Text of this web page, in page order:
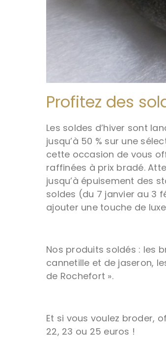
Profitez des
Les soldes d’hiver sont
jusqu’à 50 % sur une
cette occasion de vous
raffinées à prix bradé.
jusqu’à épuisement des
soldes (du 7 janvier au 3
ajouter une touche de
Nos produits soldés : les
cannetille et de jaseron,
de Rochefort ».
Et si vous voulez broder,
22, 23 ou 25 euros !